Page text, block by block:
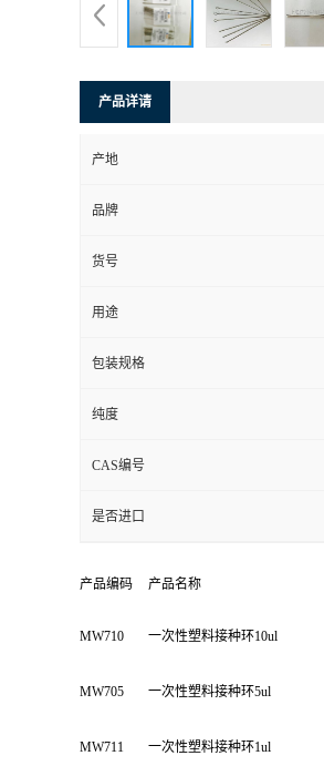
产品详请
产地
品牌
货号
用途
包装规格
纯度
CAS编号
是否进口
产品编码 产品名称
MW710 一次性塑料接种环10ul
MW705 一次性塑料接种环5ul
MW711 一次性塑料接种环1ul